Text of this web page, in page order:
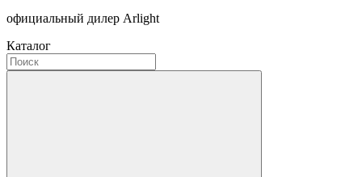
официальный дилер Arlight
Каталог